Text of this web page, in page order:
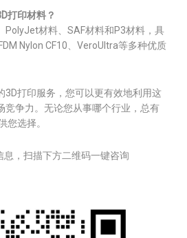
打印材料？
PolyJet材料、SAF材料和P3材料，具
Nylon CF10、VeroUltra等多种优质
3D打印服务，您可以更有效地利用这
竞争力。无论您从事哪个行业，总有
您选择。
息，扫描下方二维码一键咨询